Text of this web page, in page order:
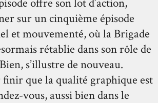
offre son lot d’action,
sur un cinquième épisode
et mouvementé, où la Brigade
rétablie dans son rôle de
s’illustre de nouveau.
finir que la qualité graphique est
vous, aussi bien dans le